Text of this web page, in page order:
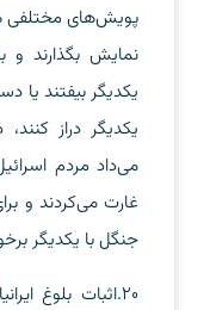
پویش‌های مختلفی
نمایش بگذارند
یکدیگر بیفتند یا
یکدیگر دراز
می‌داد مردم
غارت می‌کردند و
جنگل با یکدیگر
20.اثبات بلوغ